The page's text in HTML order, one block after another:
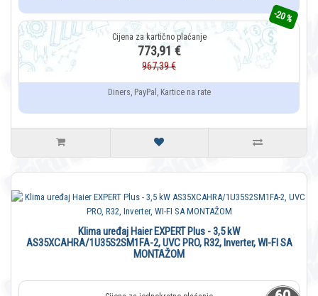
-20 %
773,91 €
967,39 €
Diners, PayPal, Kartice na rate
Klima uređaj Haier EXPERT Plus - 3,5 kW
AS35XCAHRA/1U35S2SM1FA-2, UVC PRO, R32, Inverter, WI-FI SA
MONTAŽOM